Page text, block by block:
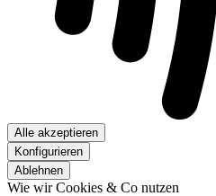
Alle akzeptieren
Konfigurieren
Ablehnen
Wie wir Cookies & Co nutzen